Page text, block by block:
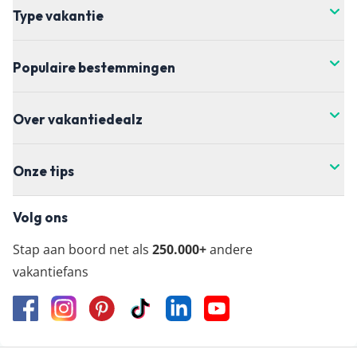
Type vakantie
Populaire bestemmingen
Over vakantiedealz
Onze tips
Volg ons
Stap aan boord net als 250.000+andere
vakantiefans